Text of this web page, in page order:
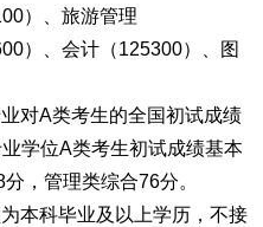
）、旅游管理
）、会计（125300）、图
对A类考生的全国初试成绩
学位A类考生初试成绩基本
，管理类综合76分。
本科毕业及以上学历，不接